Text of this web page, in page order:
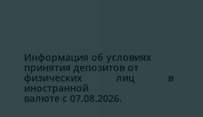
Информация об условиях
принятия депозитов от
физических лиц в
иностранной
валюте с 07.08.2026.